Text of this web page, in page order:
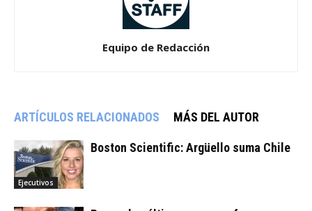
Equipo de Redacción
ARTÍCULOS RELACIONADOS MÁS DEL AUTOR
Ejecutivos
Boston Scientific: Argüello suma Chile